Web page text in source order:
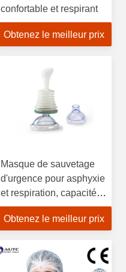
confortable et respirant
Obtenez le meilleur prix
Masque de sauvetage
d'urgence pour asphyxie
et respiration, capacité
de cœur et de poumon
artificiels
Obtenez le meilleur prix